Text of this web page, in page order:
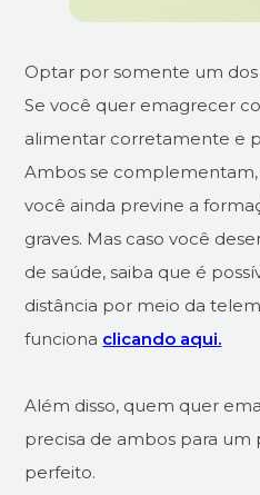
Optar por somente um
Se você quer emagrecer
alimentar corretamente e
Ambos se
você ainda previne a
graves. Mas caso você
de saúde, saiba que é
distância por meio da
funciona clicando aqui.
Além disso, quem quer
precisa de ambos para um
perfeito.